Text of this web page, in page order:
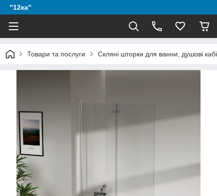
"12ка"
Товари та послуги Скляні шторки для ванни, душові